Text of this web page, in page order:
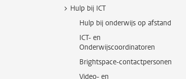
Hulp bij ICT
Hulp bij onderwijs op afstand
ICT- en
Onderwijscoordinatoren
Brightspace-contactpersonen
Video- en